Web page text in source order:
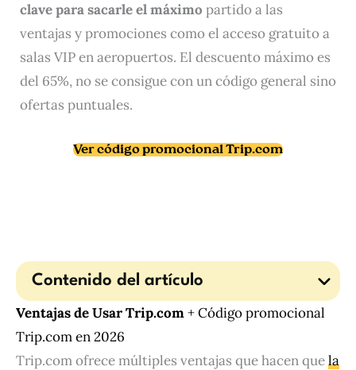
clave para sacarle el máximo partido a las
ventajas y promociones como el acceso gratuito a
salas VIP en aeropuertos. El descuento máximo es
del 65%, no se consigue con un código general sino
ofertas puntuales.
Ver código promocional Trip.com
Contenido del artículo
Ventajas de Usar Trip.com+ Código promocional
Trip.com en 2026
Trip.com ofrece múltiples ventajas que hacen quela